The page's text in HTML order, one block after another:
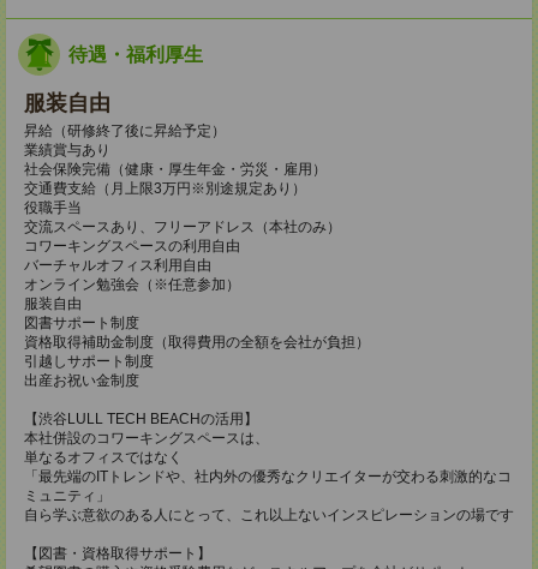
待遇・福利厚生
服装自由
昇給（研修終了後に昇給予定）
業績賞与あり
社会保険完備（健康・厚生年金・労災・雇用）
交通費支給（月上限3万円※別途規定あり）
役職手当
交流スペースあり、フリーアドレス（本社のみ）
コワーキングスペースの利用自由
バーチャルオフィス利用自由
オンライン勉強会（※任意参加）
服装自由
図書サポート制度
資格取得補助金制度（取得費用の全額を会社が負担）
引越しサポート制度
出産お祝い金制度
【渋谷LULL TECH BEACHの活用】
本社併設のコワーキングスペースは、
単なるオフィスではなく
「最先端のITトレンドや、社内外の優秀なクリエイターが交わる刺激的なコ
ミュニティ」
自ら学ぶ意欲のある人にとって、これ以上ないインスピレーションの場です
【図書・資格取得サポート】